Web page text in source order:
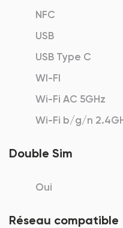
NFC
USB
USB Type C
WI-FI
Wi-Fi AC 5GHz
Wi-Fi b/g/n
Double Sim
Oui
Réseau compatible